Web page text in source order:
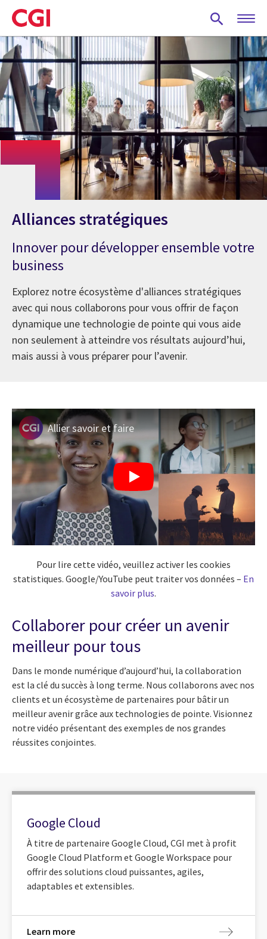
Skip
to
main
content
Alliances stratégiques
Innover pour développer ensemble votre
business
Explorez notre écosystème d'alliances stratégiques
avec qui nous collaborons pour vous offrir de façon
dynamique une technologie de pointe qui vous aide
non seulement à atteindre vos résultats aujourd’hui,
mais aussi à vous préparer pour l’avenir.
Allier savoir et faire
Pour lire cette vidéo, veuillez activer les cookies
statistiques. Google/YouTube peut traiter vos données – En
savoir plus.
Collaborer pour créer un avenir
meilleur pour tous
Dans le monde numérique d’aujourd’hui, la collaboration
est la clé du succès à long terme. Nous collaborons avec nos
clients et un écosystème de partenaires pour bâtir un
meilleur avenir grâce aux technologies de pointe. Visionnez
notre vidéo présentant des exemples de nos grandes
réussites conjointes.
Google Cloud
À titre de partenaire Google Cloud, CGI met à profit
Google Cloud Platform et Google Workspace pour
offrir des solutions cloud puissantes, agiles,
adaptables et extensibles.
Learn more